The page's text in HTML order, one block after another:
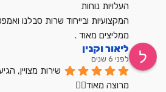
העלויות נוחות
המקצועיות ובייחוד שרות סבלנו
ממליצים מאוד .
ליאור וקנין
לפני 6 שנים
מרוצה מאוד👍🏼